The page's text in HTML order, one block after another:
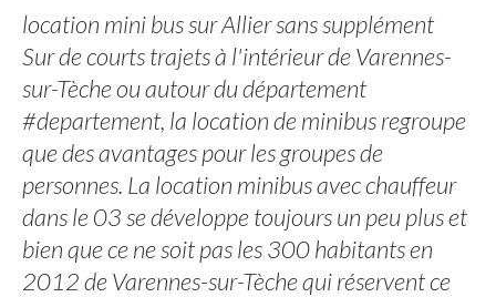
location mini bus sur Allier sans supplément
Sur de courts trajets à l'intérieur de Varennes-
sur-Tèche ou autour du département
#departement, la location de minibus regroupe
que des avantages pour les groupes de
personnes. La location minibus avec chauffeur
dans le 03 se développe toujours un peu plus et
bien que ce ne soit pas les 300 habitants en
2012 de Varennes-sur-Tèche qui réservent ce